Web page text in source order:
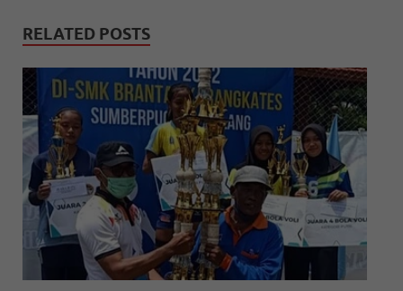
b
o
o
k
t
e
r
s
A
p
p
RELATED POSTS